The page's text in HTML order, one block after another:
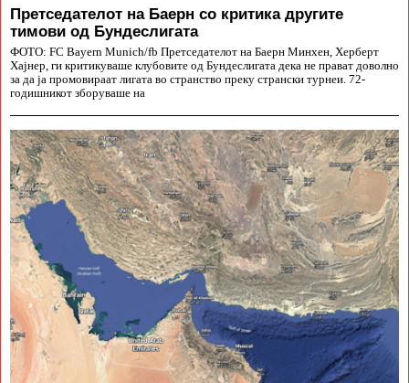
Претседателот на Баерн со критика другите
тимови од Бундеслигата
ФОТО: FC Bayern Munich/fb Претседателот на Баерн Минхен, Херберт
Хајнер, ги критикуваше клубовите од Бундеслигата дека не прават доволно
за да ја промовираат лигата во странство преку странски турнеи. 72-
годишникот зборуваше на